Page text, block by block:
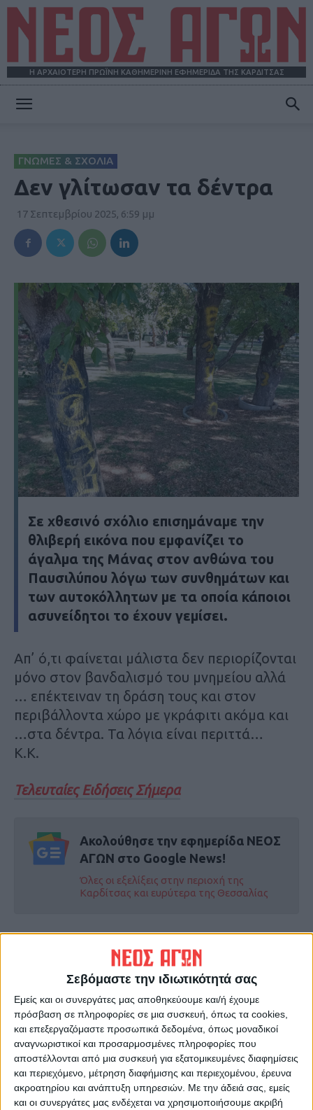
Σεβόμαστε την ιδιωτικότητά σας
Εμείς και οι συνεργάτες μας αποθηκεύουμε και/ή έχουμε
πρόσβαση σε πληροφορίες σε μια συσκευή, όπως τα cookies,
και επεξεργαζόμαστε προσωπικά δεδομένα, όπως μοναδικοί
αναγνωριστικοί και προσαρμοσμένες πληροφορίες που
αποστέλλονται από μια συσκευή για εξατομικευμένες διαφημίσεις
και περιεχόμενο, μέτρηση διαφήμισης και περιεχομένου, έρευνα
ακροατηρίου και ανάπτυξη υπηρεσιών. Με την άδειά σας, εμείς
και οι συνεργάτες μας ενδέχεται να χρησιμοποιήσουμε ακριβή
Η ΑΡΧΑΙΟΤΕΡΗ ΠΡΩΪΝΗ ΚΑΘΗΜΕΡΙΝΗ ΕΦΗΜΕΡΙΔΑ ΤΗΣ ΚΑΡΔΙΤΣΑΣ
ΓΝΩΜΕΣ & ΣΧΟΛΙΑ
Δεν γλίτωσαν τα δέντρα
17 Σεπτεμβρίου 2025, 6:59 μμ
Σε χθεσινό σχόλιο επισημάναμε την
θλιβερή εικόνα που εμφανίζει το
άγαλμα της Μάνας στον ανθώνα του
Παυσιλύπου λόγω των συνθημάτων και
των αυτοκόλλητων με τα οποία κάποιοι
ασυνείδητοι το έχουν γεμίσει.
Απ’ ό,τι φαίνεται μάλιστα δεν περιορίζονται
μόνο στον βανδαλισμό του μνημείου αλλά
… επέκτειναν τη δράση τους και στον
περιβάλλοντα χώρο με γκράφιτι ακόμα και
…στα δέντρα. Τα λόγια είναι περιττά…
Κ.Κ.
Τελευταίες Ειδήσεις Σήμερα
Ακολούθησε την εφημερίδα ΝΕΟΣ
ΑΓΩΝ στο Google News!
Όλες οι εξελίξεις στην περιοχή της
Καρδίτσας και ευρύτερα της Θεσσαλίας
ΝΕΟΣ ΑΓΩΝ